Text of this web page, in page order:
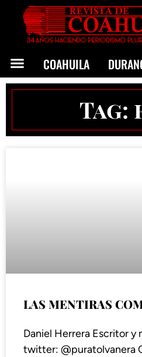
COAHUILA
Tag:
LAS MENTIRAS
Daniel Herrera Escritor y
twitter: @puratolvanera